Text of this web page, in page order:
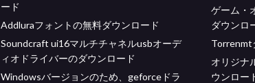
ード
Addluraフォントの無料ダウンロード
Soundcraft ui16マルチチャネルusbオーデ
ィオドライバーのダウンロード
Windowsバージョンのため、geforceドラ
ゲーム・
ダウンロ
Torrenmt
オリジナ
ウンロー